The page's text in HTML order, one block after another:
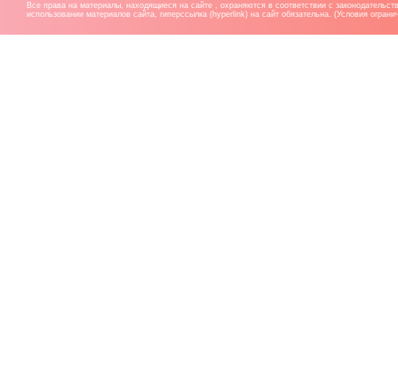
Все права на материалы, находящиеся на сайте , охраняются в соответствии с
использовании материалов сайта, гиперссылка (hyperlink) на сайт обязательна. (Условия